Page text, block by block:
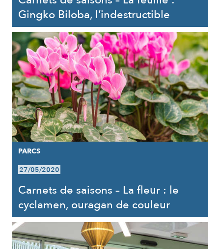
Gingko Biloba, l’indestructible
PARCS
27/05/2020
Carnets de saisons – La fleur : le
cyclamen, ouragan de couleur